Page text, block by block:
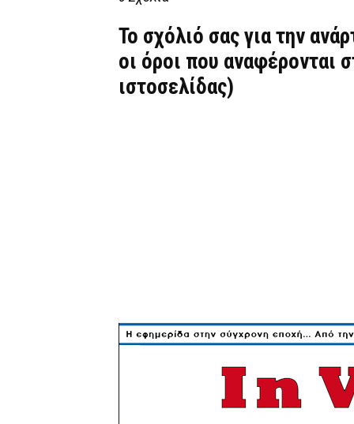
Το σχόλιό σας για την
οι όροι που αναφέρονται
ιστοσελίδας)